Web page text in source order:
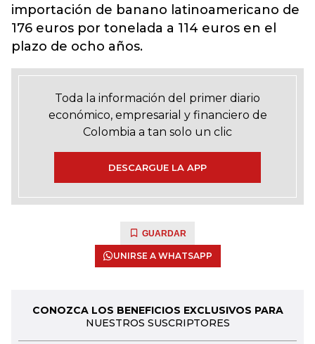
importación de banano latinoamericano de
176 euros por tonelada a 114 euros en el
plazo de ocho años.
Toda la información del primer diario
económico, empresarial y financiero de
Colombia a tan solo un clic
DESCARGUE LA APP
GUARDAR
UNIRSE A WHATSAPP
CONOZCA LOS BENEFICIOS EXCLUSIVOS PARA
NUESTROS SUSCRIPTORES